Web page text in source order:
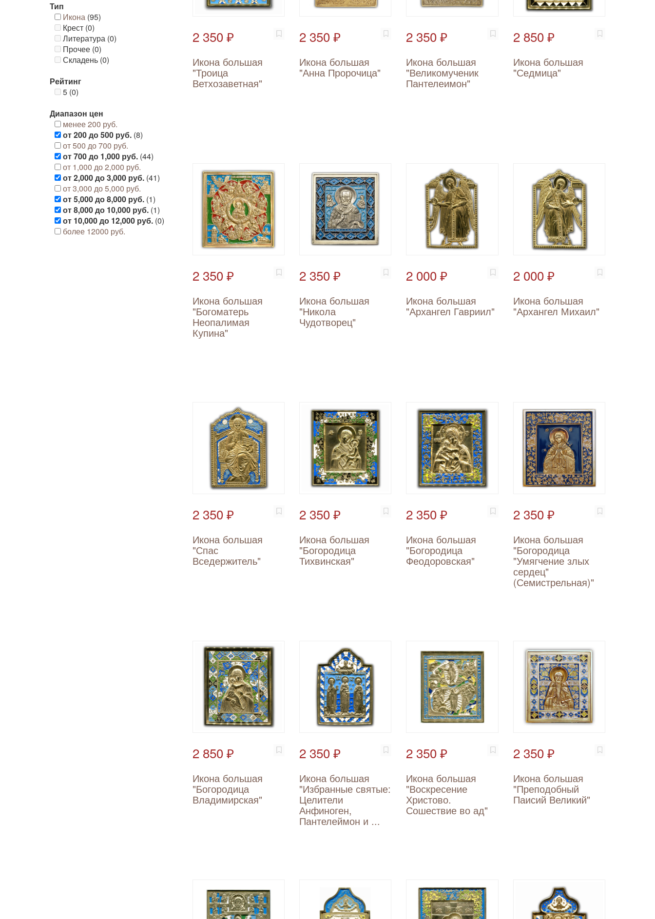
Тип
Икона (95)
Крест (0)
Литература (0)
Прочее (0)
Складень (0)
Рейтинг
5 (0)
Диапазон цен
менее 200 руб.
от 200 до 500 руб. (8)
от 500 до 700 руб.
от 700 до 1,000 руб. (44)
от 1,000 до 2,000 руб.
от 2,000 до 3,000 руб. (41)
от 3,000 до 5,000 руб.
от 5,000 до 8,000 руб. (1)
от 8,000 до 10,000 руб. (1)
от 10,000 до 12,000 руб. (0)
более 12000 руб.
2 350 ₽
Икона большая
"Троица
Ветхозаветная"
2 350 ₽
Икона большая
"Анна Пророчица"
2 350 ₽
Икона большая
"Великомученик
Пантелеимон"
2 850 ₽
Икона большая
"Седмица"
2 350 ₽
Икона большая
"Богоматерь
Неопалимая
Купина"
2 350 ₽
Икона большая
"Никола
Чудотворец"
2 000 ₽
Икона большая
"Архангел Гавриил"
2 000 ₽
Икона большая
"Архангел Михаил"
2 350 ₽
Икона большая
"Спас
Вседержитель"
2 350 ₽
Икона большая
"Богородица
Тихвинская"
2 350 ₽
Икона большая
"Богородица
Феодоровская"
2 350 ₽
Икона большая
"Богородица
"Умягчение злых
сердец"
(Семистрельная)"
2 850 ₽
Икона большая
"Богородица
Владимирская"
2 350 ₽
Икона большая
"Избранные святые:
Целители
Анфиноген,
Пантелеймон и ...
2 350 ₽
Икона большая
"Воскресение
Христово.
Сошествие во ад"
2 350 ₽
Икона большая
"Преподобный
Паисий Великий"